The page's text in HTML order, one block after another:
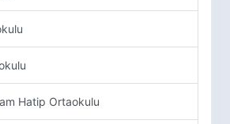
Hatip Ortaokulu